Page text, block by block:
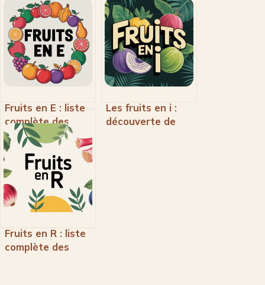
Fruits en E : liste
complète des
fruits
commençant par
Les fruits en i :
découverte de
Fruits en R : liste
complète des